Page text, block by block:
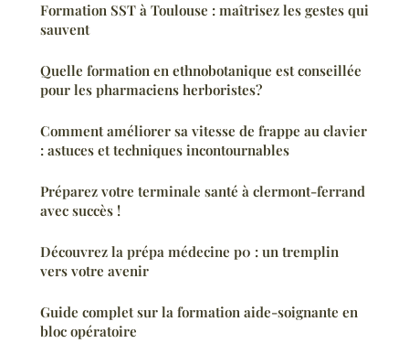
Formation SST à Toulouse : maîtrisez les gestes qui
sauvent
Quelle formation en ethnobotanique est conseillée
pour les pharmaciens herboristes?
Comment améliorer sa vitesse de frappe au clavier
: astuces et techniques incontournables
Préparez votre terminale santé à clermont-ferrand
avec succès !
Découvrez la prépa médecine p0 : un tremplin
vers votre avenir
Guide complet sur la formation aide-soignante en
bloc opératoire